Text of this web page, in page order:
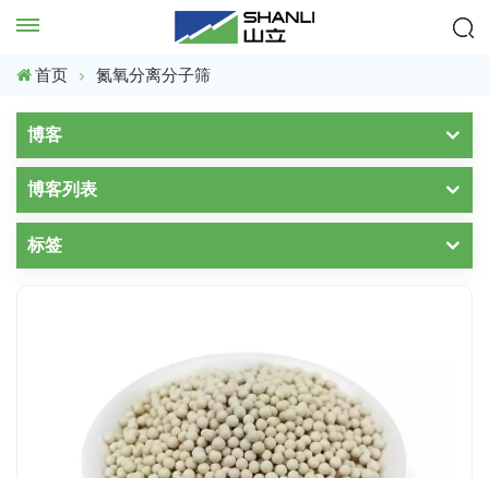
首页 氮氧分离分子筛
博客
博客列表
标签